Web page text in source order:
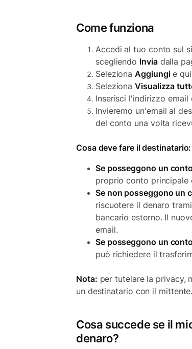
Come funziona
Accedi al tuo conto sul
scegliendo Inviadalla
SelezionaAggiungie
SelezionaVisualizza
Inserisci l'indirizzo
Invieremo un'email al
del conto una volta
Cosa deve fare il destinatario:
Se posseggono un
proprio conto principale
Se non posseggono un
riscuotere il denaro
bancario esterno. Il
email.
Se posseggono un
può richiedere il
Nota: per tutelare la privacy,
un destinatario con il mittente.
Cosa succede se il
denaro?